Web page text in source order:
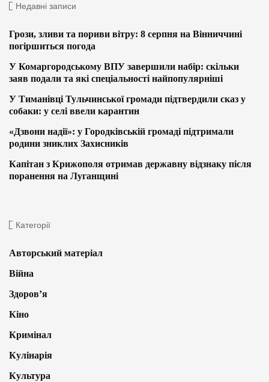
Недавні записи
Грози, зливи та пориви вітру: 8 серпня на Вінниччині
погіршиться погода
У Комаргородському ВПУ завершили набір: скільки
заяв подали та які спеціальності найпопулярніші
У Тиманівці Тульчинської громади підтвердили сказ у
собаки: у селі ввели карантин
«Дзвони надії»: у Городківській громаді підтримали
родини зниклих Захисників
Капітан з Крижополя отримав державну відзнаку після
поранення на Луганщині
Категорії
Авторський матеріал
Війна
Здоров’я
Кіно
Кримінал
Кулінарія
Культура